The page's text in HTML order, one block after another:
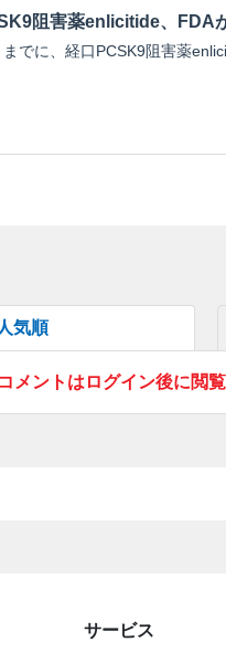
阻害薬enlicitide、FDA
でに、経口PCSK9阻害薬
人気順
メントはログイン後に閲
サービス